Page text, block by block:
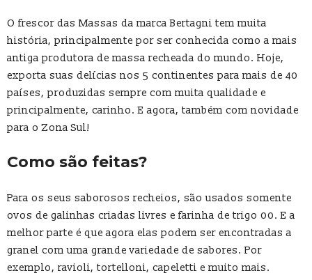
O frescor das Massas da marca Bertagni tem muita
história, principalmente por ser conhecida como a mais
antiga produtora de massa recheada do mundo. Hoje,
exporta suas delícias nos 5 continentes para mais de 40
países, produzidas sempre com muita qualidade e
principalmente, carinho. E agora, também com novidade
para o Zona Sul!
Como são feitas?
Para os seus saborosos recheios, são usados somente
ovos de galinhas criadas livres e farinha de trigo 00. E a
melhor parte é que agora elas podem ser encontradas a
granel com uma grande variedade de sabores. Por
exemplo, ravioli, tortelloni, capeletti e muito mais.